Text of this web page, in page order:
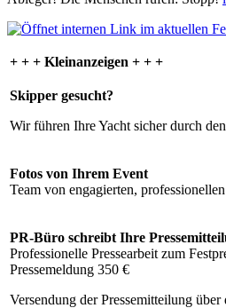
+ + + Kleinanzeigen + + +
Skipper gesucht?
Wir führen Ihre Yacht sicher durch
Fotos von Ihrem Event
Team von engagierten,
PR-Büro schreibt Ihre
Professionelle Pressearbeit zum
Pressemeldung 350 €
Versendung der Pressemitteilung